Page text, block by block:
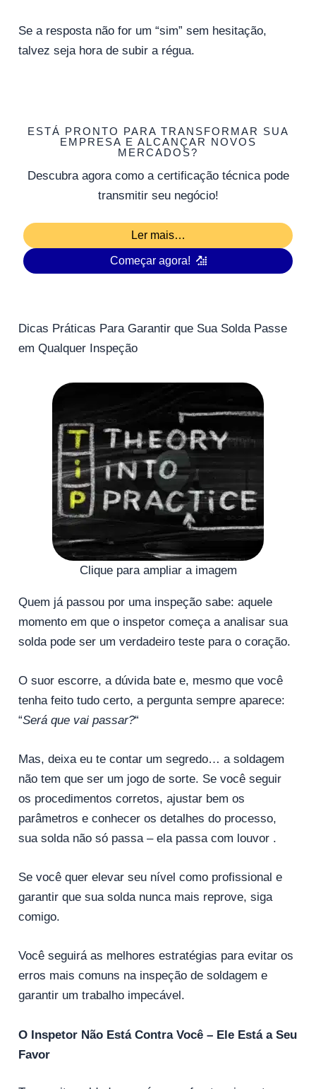
Se a resposta não for um “sim” sem hesitação,
talvez seja hora de subir a régua.
ESTÁ PRONTO PARA TRANSFORMAR SUA
EMPRESA E ALCANÇAR NOVOS
MERCADOS?
Descubra agora como a certificação técnica pode
transmitir seu negócio!
Ler mais…
Começar agora!
Dicas Práticas Para Garantir que Sua Solda Passe
em Qualquer Inspeção
Clique para ampliar a imagem
Quem já passou por uma inspeção sabe: aquele
momento em que o inspetor começa a analisar sua
solda pode ser um verdadeiro teste para o coração.
O suor escorre, a dúvida bate e, mesmo que você
tenha feito tudo certo, a pergunta sempre aparece:
“Será que vai passar?“
Mas, deixa eu te contar um segredo… a soldagem
não tem que ser um jogo de sorte. Se você seguir
os procedimentos corretos, ajustar bem os
parâmetros e conhecer os detalhes do processo,
sua solda não só passa – ela passa com louvor .
Se você quer elevar seu nível como profissional e
garantir que sua solda nunca mais reprove, siga
comigo.
Você seguirá as melhores estratégias para evitar os
erros mais comuns na inspeção de soldagem e
garantir um trabalho impecável.
O Inspetor Não Está Contra Você – Ele Está a Seu
Favor